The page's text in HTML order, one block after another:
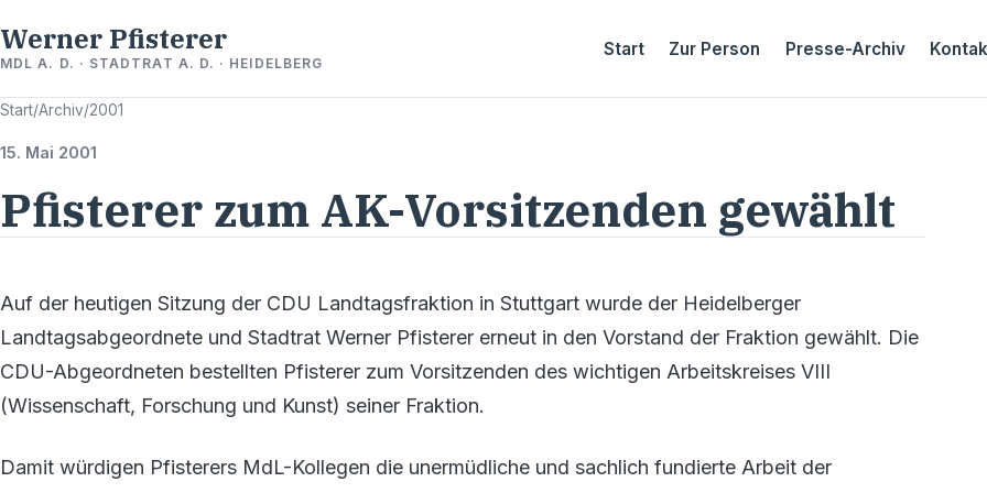
Werner Pfisterer
MDL A. D. · STADTRAT A. D. · HEIDELBERG
Start Zur Person Presse-Archiv
Start/Archiv/2001
15. Mai 2001
Pfisterer zum AK-Vorsitzenden gewählt
Auf der heutigen Sitzung der CDU Landtagsfraktion in Stuttgart wurde der Heidelberger
Landtagsabgeordnete und Stadtrat Werner Pfisterer erneut in den Vorstand der Fraktion gewählt. Die
CDU-Abgeordneten bestellten Pfisterer zum Vorsitzenden des wichtigen Arbeitskreises VIII
(Wissenschaft, Forschung und Kunst) seiner Fraktion.
Damit würdigen Pfisterers MdL-Kollegen die unermüdliche und sachlich fundierte Arbeit der